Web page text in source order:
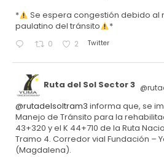
*
Se espera congestión debido al
paulatino del tránsito
*
0 2 Twitter
Ruta del Sol Sector 3
@rutadelsoltram3 informa que, se
Manejo de Tránsito para la
43+320 y el K 44+710 de la Ruta
Tramo 4. Corredor vial Fundación –
(Magdalena).